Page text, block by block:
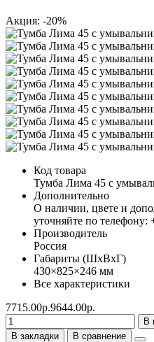
Акция: -20%
Код товара
Тумба Лима 45 с
Дополнительно
О наличии, цвете и
уточняйте по телефону:
Производитель
Россия
Габариты (ШхВхГ)
430×825×246 мм
Все характеристики
7715.00р.9644.00р.
В
В закладки
В сравнение